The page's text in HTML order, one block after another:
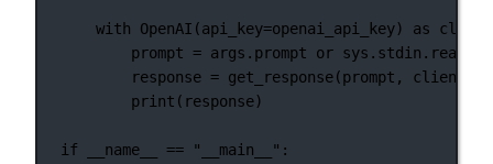
with OpenAI(api_key=openai_api_key) as
prompt = args.prompt or sys.stdin.read()
response = get_response(prompt, client)
print (response)
if __name__ == "__main__" :